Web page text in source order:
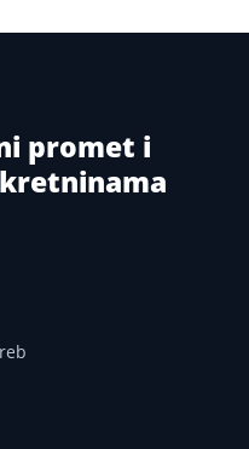
promet i